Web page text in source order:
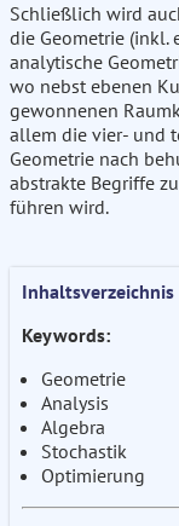
Schließlich wird
die Geometrie (inkl.
analytische
wo nebst ebenen
gewonnenen
allem die vier- und
Geometrie nach
abstrakte Begriffe
führen wird.
Inhaltsverzeichnis
Keywords:
Geometrie
Analysis
Algebra
Stochastik
Optimierung